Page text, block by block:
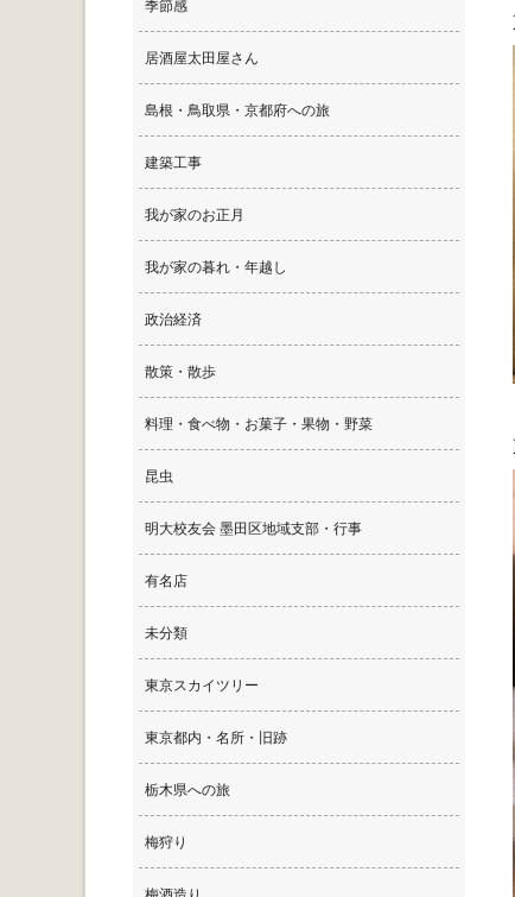
季節感
居酒屋太田屋さん
島根・鳥取県・京都府への旅
建築工事
我が家のお正月
我が家の暮れ・年越し
政治経済
散策・散歩
料理・食べ物・お菓子・果物・野菜
昆虫
明大校友会 墨田区地域支部・行事
有名店
未分類
東京スカイツリー
東京都内・名所・旧跡
栃木県への旅
梅狩り